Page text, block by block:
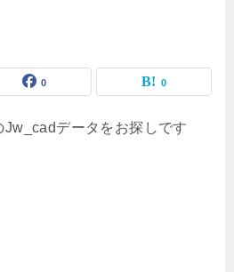
0 0
データをお探しです